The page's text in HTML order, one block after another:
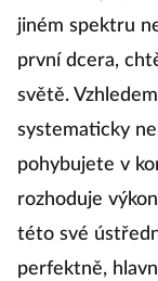
jiném spektru
první dcera,
světě.
systematicky
pohybujete v
rozhoduje
této své
perfektně,